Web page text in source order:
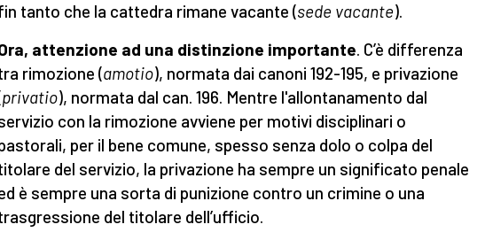
tanto che la cattedra rimane vacante (sede vacante).
attenzione ad una distinzione importante. C’è differenza
rimozione (amotio), normata dai canoni 192-195, e privazione
privatio), normata dal can. 196. Mentre l'allontanamento dal
con la rimozione avviene per motivi disciplinari o
per il bene comune, spesso senza dolo o colpa del
del servizio, la privazione ha sempre un significato penale
è sempre una sorta di punizione contro un crimine o una
del titolare dell’ufficio.